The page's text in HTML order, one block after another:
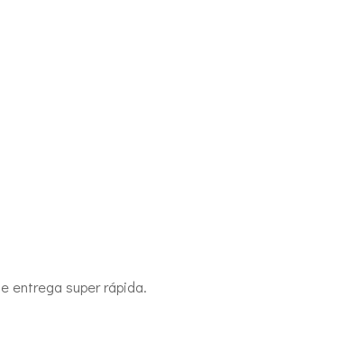
entrega super rápida.